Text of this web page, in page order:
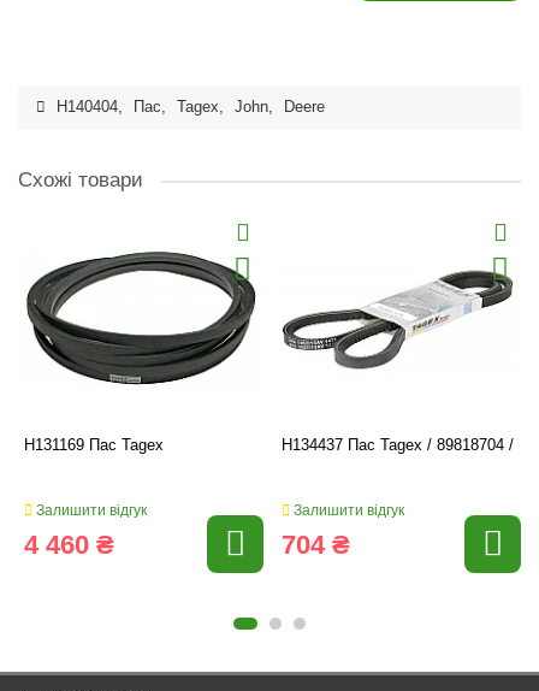
H140404, Пас, Tagex, John, Deere
Схожі товари
H131169 Пас Tagex
Залишити відгук
4 460 ₴
H134437 Пас Tagex / 89818704 /
Залишити відгук
704 ₴